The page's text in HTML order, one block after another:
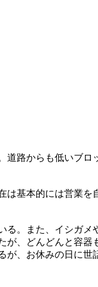
路からも低いブロ
基本的には営業
。また、イシガメ
、どんどんと容
、お休みの日に